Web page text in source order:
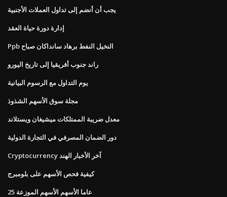
يجب أن أنضم إلى تداول العملات الأجنبية
إدارة دورة حياة العقد
Ppb النخيل النفط برهاد سانداكان صباح
راند جنوب أفريقيا إلى تاريخ اليورو
يوم التداول مع الرسوم البيانية
مجلة سوق الأسهم الشذوذ
معدل ضريبة الممتلكات ميشيغان ويستلاند
دور الضمان المصرفي في التجارة الدولية
Cryptocurrency آخر الأخبار الهند
كيفية فحص الأسهم على بلومبرج
25 عاما الأسهم الأسهم الموزعة